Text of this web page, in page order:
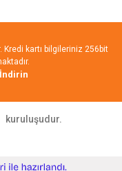
Kredi kartı bilgileriniz 256bit
kuruluşudur.
e-